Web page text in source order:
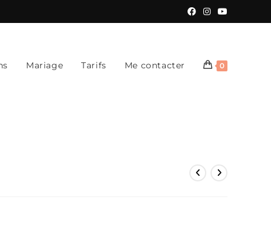
Mariage Tarifs Me contacter 0